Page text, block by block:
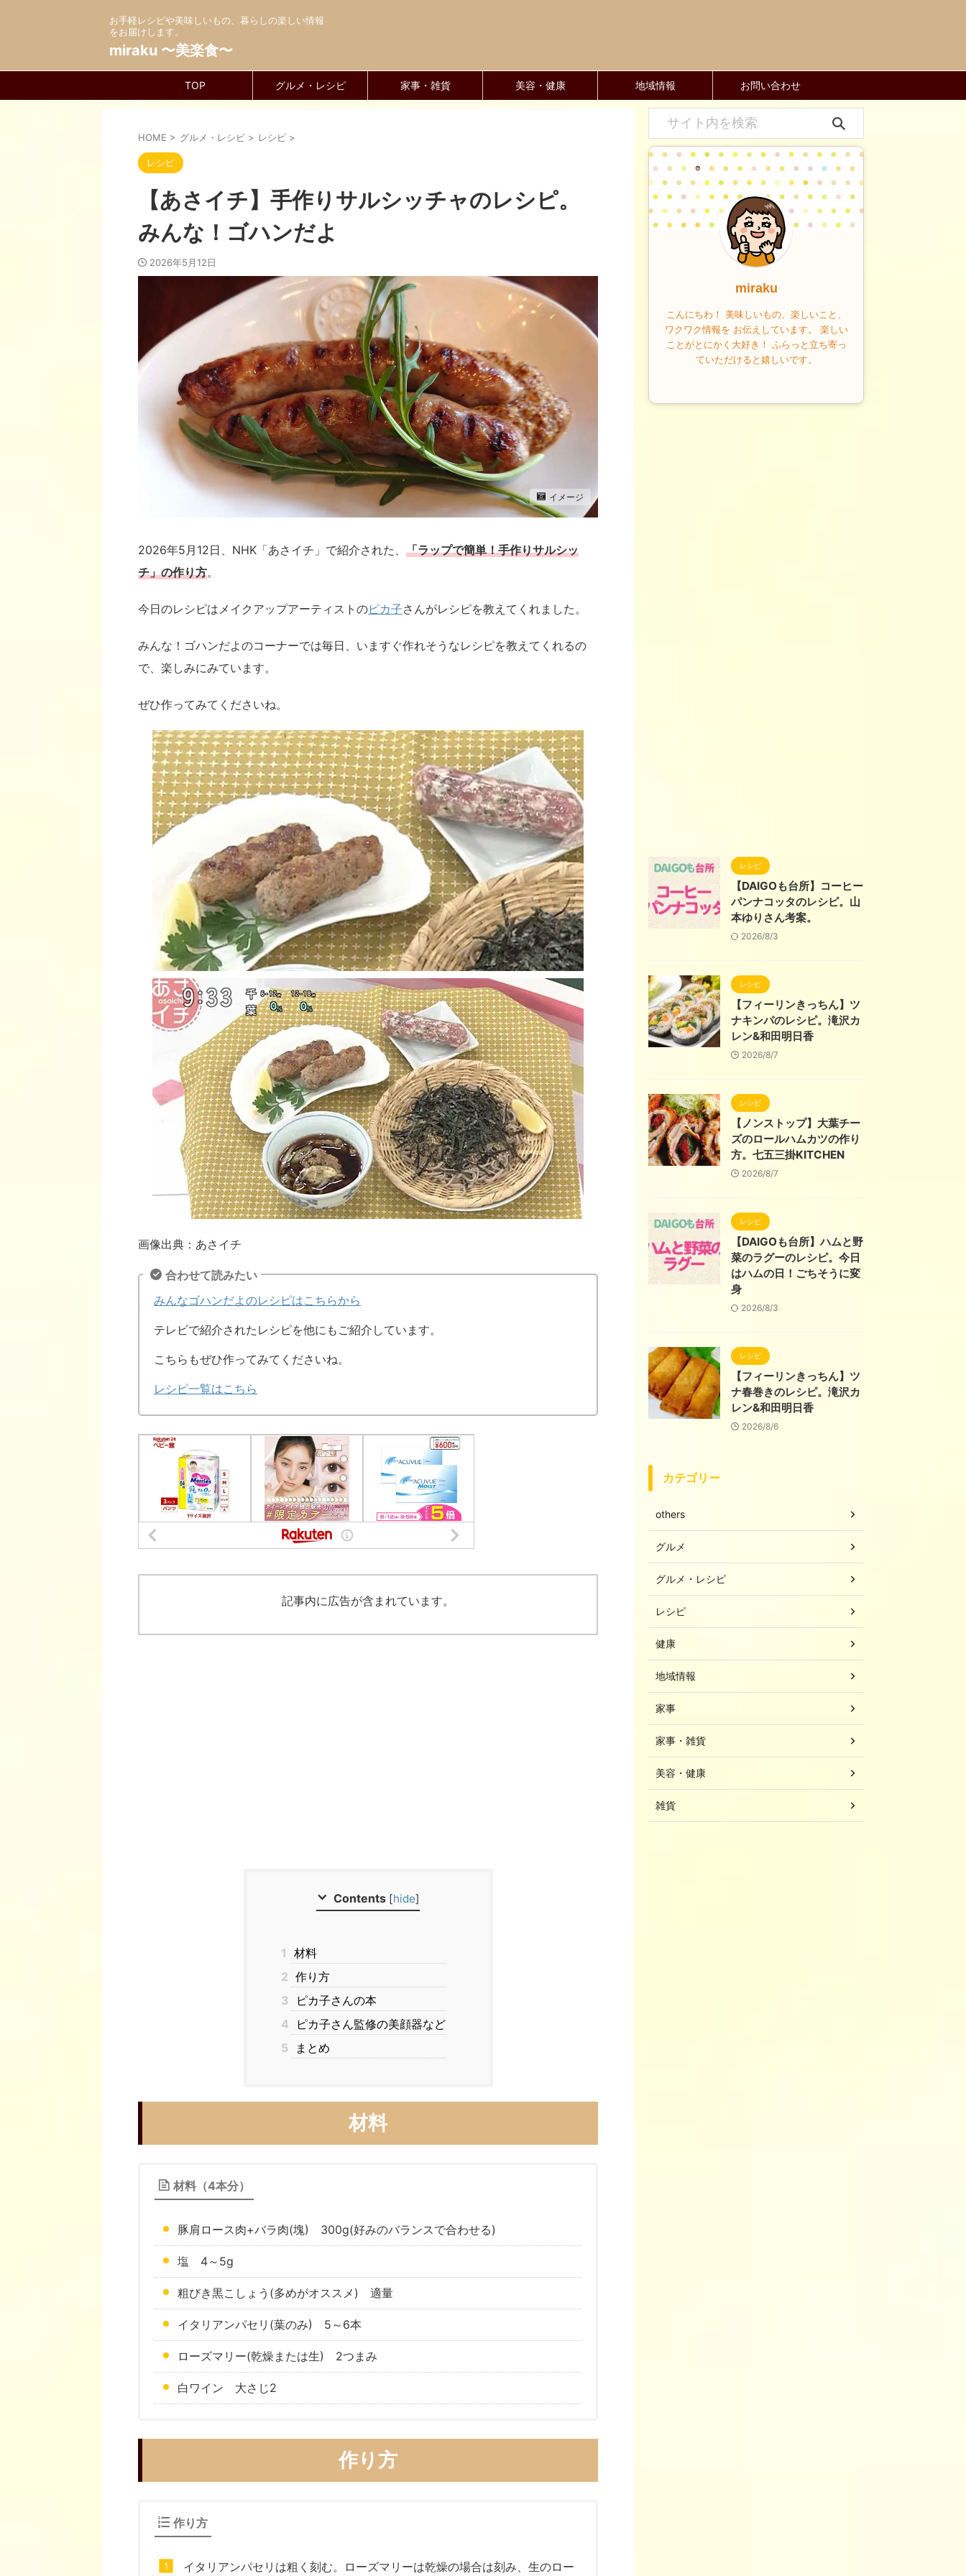
お手軽レシピや美味しいもの、暮らしの楽しい情報
をお届けします。
miraku 〜美楽食〜
TOP グルメ・レシピ 家事・雑貨 美容・健康 地域情報 お問い合わせ
HOME > グルメ・レシピ > レシピ >
レシピ
【あさイチ】手作りサルシッチャのレシピ。
みんな！ゴハンだよ
2026年5月12日
イメージ
2026年5月12日、NHK「あさイチ」で紹介された、 「ラップで簡単！手作りサルシッ
チ」の作り方。
今日のレシピはメイクアップアーティストのピカ子さんがレシピを教えてくれました。
みんな！ゴハンだよのコーナーでは毎日、いますぐ作れそうなレシピを教えてくれるの
で、楽しみにみています。
ぜひ作ってみてくださいね。
画像出典：あさイチ
合わせて読みたい
みんなゴハンだよのレシピはこちらから
テレビで紹介されたレシピを他にもご紹介しています。
こちらもぜひ作ってみてくださいね。
レシピ一覧はこちら
記事内に広告が含まれています。
Contents [hide]
1 材料
2 作り方
3
ピカ子さんの本
4
ピカ子さん監修の美顔器など
5
まとめ
材料
材料（4本分）
豚肩ロース肉+バラ肉(塊) 300g(好みのバランスで合わせる)
塩 4～5g
粗びき黒こしょう(多めがオススメ) 適量
イタリアンパセリ(葉のみ) 5～6本
ローズマリー(乾燥または生) 2つまみ
白ワイン 大さじ2
作り方
作り方
イタリアンパセリは粗く刻む。ローズマリーは乾燥の場合は刻み、生のロー
miraku
こんにちわ！ 美味しいもの、楽しいこと、
ワクワク情報を お伝えしています。 楽しい
ことがとにかく大好き！ ふらっと立ち寄っ
ていただけると嬉しいです。
レシピ
【DAIGOも台所】コーヒー
パンナコッタのレシピ。山
本ゆりさん考案。
2026/8/3
レシピ
【フィーリンきっちん】ツ
ナキンパのレシピ。滝沢カ
レン&和田明日香
2026/8/7
レシピ
【ノンストップ】大葉チー
ズのロールハムカツの作り
方。七五三掛KITCHEN
2026/8/7
レシピ
【DAIGOも台所】ハムと野
菜のラグーのレシピ。今日
はハムの日！ごちそうに変
身
2026/8/3
レシピ
【フィーリンきっちん】ツ
ナ春巻きのレシピ。滝沢カ
レン&和田明日香
2026/8/6
カテゴリー
others
グルメ
グルメ・レシピ
レシピ
健康
地域情報
家事
家事・雑貨
美容・健康
雑貨